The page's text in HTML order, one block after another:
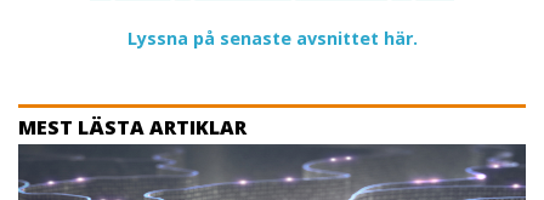
Lyssna på senaste avsnittet här.
MEST LÄSTA ARTIKLAR